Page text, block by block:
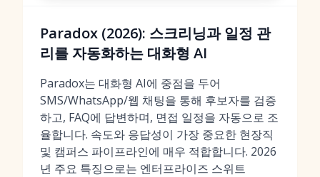
Paradox (2026): 스크리닝과 일정 관
리를 자동화하는 대화형 AI
Paradox는 대화형 AI에 중점을 두어
SMS/WhatsApp/웹 채팅을 통해 후보자를 검증
하고, FAQ에 답변하며, 면접 일정을 자동으로 조
율합니다. 속도와 응답성이 가장 중요한 현장직
및 캠퍼스 파이프라인에 매우 적합합니다. 2026
년 주요 특징으로는 엔터프라이즈 스위트